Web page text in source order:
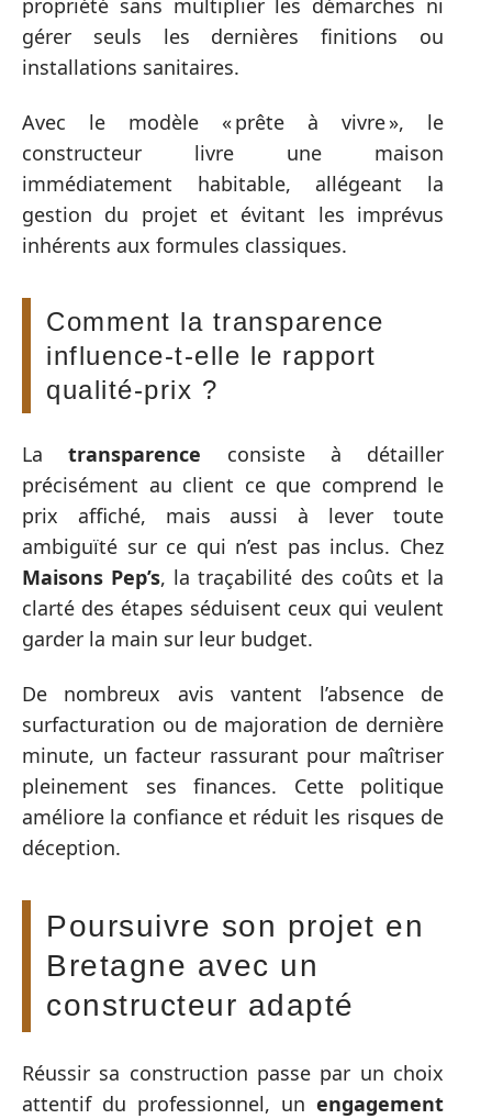
gérer seuls les dernières finitions ou
installations sanitaires.
Avec le modèle « prête à vivre », le
constructeur livre une maison
immédiatement habitable, allégeant la
gestion du projet et évitant les imprévus
inhérents aux formules classiques.
Comment la transparence
influence-t-elle le rapport
qualité-prix ?
Latransparence consiste à détailler
précisément au client ce que comprend le
prix affiché, mais aussi à lever toute
ambiguïté sur ce qui n’est pas inclus. Chez
Maisons Pep’s, la traçabilité des coûts et la
clarté des étapes séduisent ceux qui veulent
garder la main sur leur budget.
De nombreux avis vantent l’absence de
surfacturation ou de majoration de dernière
minute, un facteur rassurant pour maîtriser
pleinement ses finances. Cette politique
améliore la confiance et réduit les risques de
déception.
Poursuivre son projet en
Bretagne avec un
constructeur adapté
Réussir sa construction passe par un choix
attentif du professionnel, un engagement